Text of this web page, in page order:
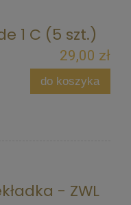
1 C (5 szt.)
29,00 zł
do koszyka
- ZWL